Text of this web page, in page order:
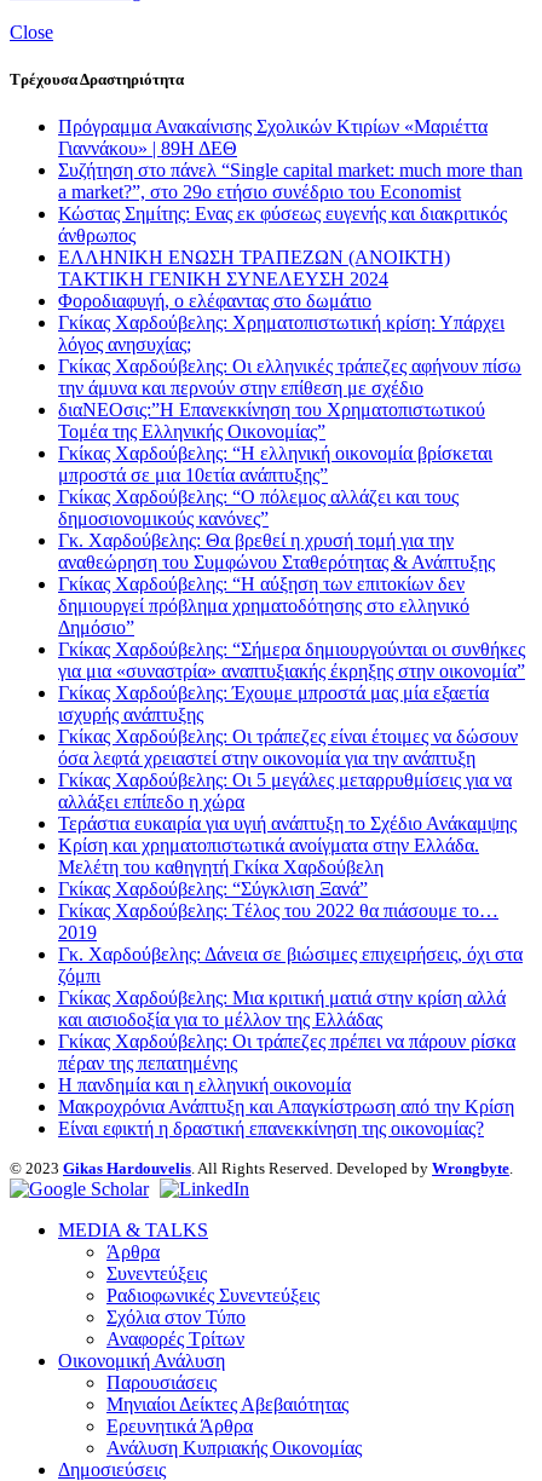
Close
Τρέχουσα Δραστηριότητα
Πρόγραμμα Ανακαίνισης Σχολικών Κτιρίων «Μαριέττα
Γιαννάκου» | 89Η ΔΕΘ
Συζήτηση στο πάνελ “Single capital market: much more than
a market?”, στο 29ο ετήσιο συνέδριο του Economist
Κώστας Σημίτης: Ενας εκ φύσεως ευγενής και διακριτικός
άνθρωπος
ΕΛΛΗΝΙΚΗ ΕΝΩΣΗ ΤΡΑΠΕΖΩΝ (ΑΝΟΙΚΤΗ)
ΤΑΚΤΙΚΗ ΓΕΝΙΚΗ ΣΥΝΕΛΕΥΣΗ 2024
Φοροδιαφυγή, ο ελέφαντας στο δωμάτιο
Γκίκας Χαρδούβελης: Χρηματοπιστωτική κρίση: Υπάρχει
λόγος ανησυχίας;
Γκίκας Χαρδούβελης: Οι ελληνικές τράπεζες αφήνουν πίσω
την άμυνα και περνούν στην επίθεση με σχέδιο
διαΝΕΟσις:”Η Επανεκκίνηση του Χρηματοπιστωτικού
Τομέα της Ελληνικής Οικονομίας”
Γκίκας Χαρδούβελης: “Η ελληνική οικονομία βρίσκεται
μπροστά σε μια 10ετία ανάπτυξης”
Γκίκας Χαρδούβελης: “Ο πόλεμος αλλάζει και τους
δημοσιονομικούς κανόνες”
Γκ. Χαρδούβελης: Θα βρεθεί η χρυσή τομή για την
αναθεώρηση του Συμφώνου Σταθερότητας & Ανάπτυξης
Γκίκας Χαρδούβελης: “Η αύξηση των επιτοκίων δεν
δημιουργεί πρόβλημα χρηματοδότησης στο ελληνικό
Δημόσιο”
Γκίκας Χαρδούβελης: “Σήμερα δημιουργούνται οι συνθήκες
για μια «συναστρία» αναπτυξιακής έκρηξης στην οικονομία”
Γκίκας Χαρδούβελης: Έχουμε μπροστά μας μία εξαετία
ισχυρής ανάπτυξης
Γκίκας Χαρδούβελης: Οι τράπεζες είναι έτοιμες να δώσουν
όσα λεφτά χρειαστεί στην οικονομία για την ανάπτυξη
Γκίκας Χαρδούβελης: Οι 5 μεγάλες μεταρρυθμίσεις για να
αλλάξει επίπεδο η χώρα
Τεράστια ευκαιρία για υγιή ανάπτυξη το Σχέδιο Ανάκαμψης
Κρίση και χρηματοπιστωτικά ανοίγματα στην Ελλάδα.
Μελέτη του καθηγητή Γκίκα Χαρδούβελη
Γκίκας Χαρδούβελης: “Σύγκλιση Ξανά”
Γκίκας Χαρδούβελης: Tέλος του 2022 θα πιάσουμε το…
2019
Γκ. Χαρδούβελης: Δάνεια σε βιώσιμες επιχειρήσεις, όχι στα
ζόμπι
Γκίκας Χαρδούβελης: Μια κριτική ματιά στην κρίση αλλά
και αισιοδοξία για το μέλλον της Ελλάδας
Γκίκας Χαρδούβελης: Οι τράπεζες πρέπει να πάρουν ρίσκα
πέραν της πεπατημένης
Η πανδημία και η ελληνική οικονομία
Μακροχρόνια Ανάπτυξη και Απαγκίστρωση από την Κρίση
Είναι εφικτή η δραστική επανεκκίνηση της οικονομίας?
© 2023 Gikas Hardouvelis . All Rights Reserved. Developed by Wrongbyte
MEDIA & TALKS
Άρθρα
Συνεντεύξεις
Ραδιοφωνικές Συνεντεύξεις
Σχόλια στον Τύπο
Αναφορές Τρίτων
Οικονομική Ανάλυση
Παρουσιάσεις
Μηνιαίοι Δείκτες Αβεβαιότητας
Ερευνητικά Άρθρα
Ανάλυση Κυπριακής Οικονομίας
Δημοσιεύσεις